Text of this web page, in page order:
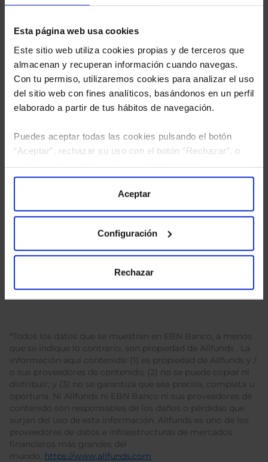
Esta página web usa cookies
Este sitio web utiliza cookies propias y de terceros que
almacenan y recuperan información cuando navegas.
Con tu permiso, utilizaremos cookies para analizar el uso
del sitio web con fines analíticos, basándonos en un perfil
elaborado a partir de tus hábitos de navegación.
Puedes aceptar todas las cookies pulsando el botón
“Aceptar”, rechazar su uso con el botón “Rechazar”, o
“Configuración”. Consulta nuestraPolítica
para más información.
Aceptar
Configuración
Rechazar
He leídola política de privacidady consiento el
tratamiento de mis datos personales.
*Todos los datos que se muestran en EBN Banco, a menos
que se indique lo contrario, son propiedad de Allfunds . La
información aquí contenida: (1) es propiedad de Allfunds y /
o sus proveedores de contenido; (2) no se puede copiar ni
distribuir; y (3) no se garantiza que sea precisa, completa u
oportuna. Ni Allfunds ni EBN Banco ni sus proveedores de
contenido son responsables de los daños o pérdidas que
surjan del uso de esta información. Allfunds es uno de los
proveedores de datos e infraestructuras de mercados
financieros más grandes del
mundo. https://www.allfunds.com.